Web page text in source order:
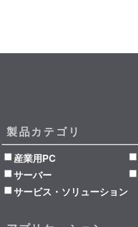
製品カテゴリ
産業用PC
サーバー
サービス・ソリューション